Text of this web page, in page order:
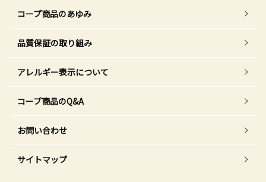
コープ商品のあゆみ
品質保証の取り組み
アレルギー表示について
コープ商品のQ&A
お問い合わせ
サイトマップ